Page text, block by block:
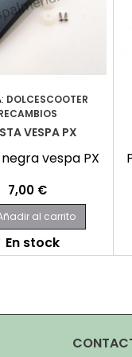
DOLCESCOOTER
VESPA PX
vespa PX
Precio
7,00 €
al carrito
En stock